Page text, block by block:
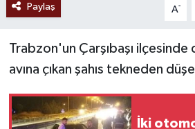
Paylaş A-
Trabzon'un Çarşıbaşı ilçesinde
avına çıkan şahıs tekneden
İki